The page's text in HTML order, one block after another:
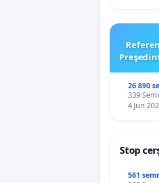
26 890
339
4 Jun
Stop
561